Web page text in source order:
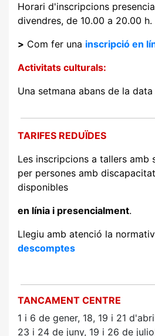
Horari d'inscripcions
divendres, de 10.00 a 20.00 h.
> Com fer una inscripció en
Activitats culturals:
Una setmana abans de la
TARIFES REDUÏDES
Les inscripcions a tallers amb
per persones amb
disponibles
en línia i presencialment.
Llegiu amb atenció la
descomptes
TANCAMENT CENTRE
1 i 6 de gener, 18, 19 i 21
23 i 24 de juny, 19 i 26 de